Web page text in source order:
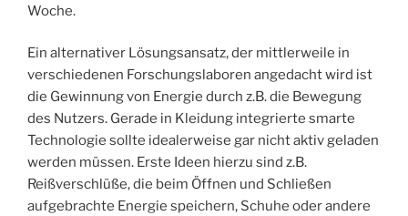
Woche.
Ein alternativer Lösungsansatz, der mittlerweile in
verschiedenen Forschungslaboren angedacht wird ist
die Gewinnung von Energie durch z.B. die Bewegung
des Nutzers. Gerade in Kleidung integrierte smarte
Technologie sollte idealerweise gar nicht aktiv geladen
werden müssen. Erste Ideen hierzu sind z.B.
Reißverschlüße, die beim Öffnen und Schließen
aufgebrachte Energie speichern, Schuhe oder andere